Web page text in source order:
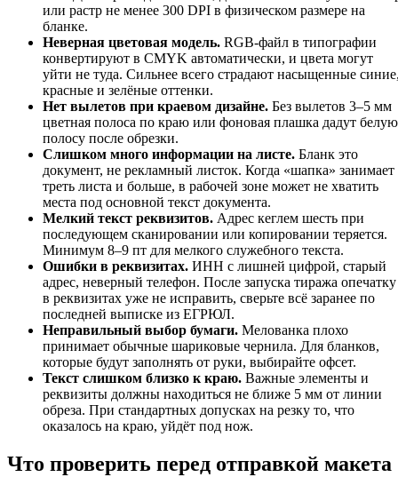
или растр не менее 300 DPI в физическом размере на
бланке.
Неверная цветовая модель. RGB-файл в типографии
конвертируют в CMYK автоматически, и цвета могут
уйти не туда. Сильнее всего страдают насыщенные
красные и зелёные оттенки.
Нет вылетов при краевом дизайне. Без вылетов 3–5 мм
цветная полоса по краю или фоновая плашка дадут белую
полосу после обрезки.
Слишком много информации на листе. Бланк это
документ, не рекламный листок. Когда «шапка» занимает
треть листа и больше, в рабочей зоне может не хватить
места под основной текст документа.
Мелкий текст реквизитов. Адрес кеглем шесть при
последующем сканировании или копировании теряется.
Минимум 8–9 пт для мелкого служебного текста.
Ошибки в реквизитах. ИНН с лишней цифрой, старый
адрес, неверный телефон. После запуска тиража опечатку
в реквизитах уже не исправить, сверьте всё заранее по
последней выписке из ЕГРЮЛ.
Неправильный выбор бумаги. Мелованка плохо
принимает обычные шариковые чернила. Для бланков,
которые будут заполнять от руки, выбирайте офсет.
Текст слишком близко к краю. Важные элементы и
реквизиты должны находиться не ближе 5 мм от линии
обреза. При стандартных допусках на резку то, что
оказалось на краю, уйдёт под нож.
Что проверить перед отправкой макета